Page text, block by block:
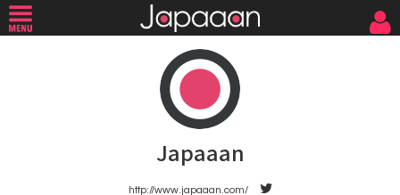
Japaaan
http://www.japaaan.com/